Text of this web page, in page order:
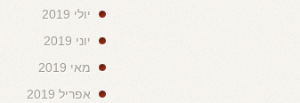
יולי 2019
יוני 2019
מאי 2019
אפריל 2019